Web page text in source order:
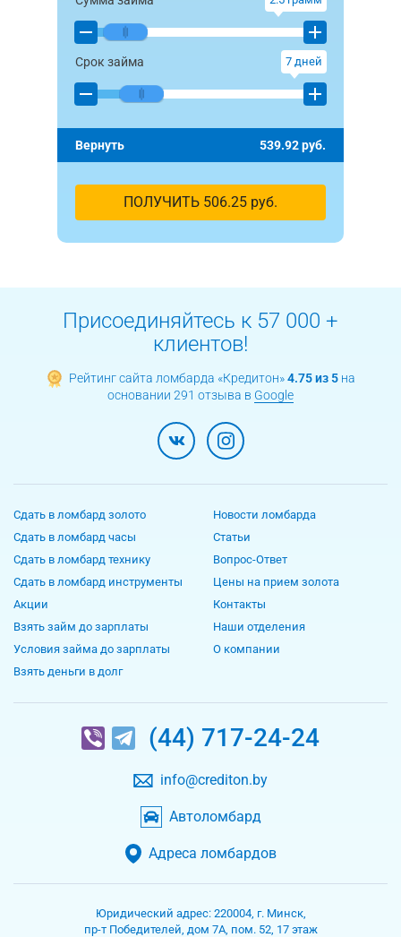
Срок займа 7 дней
Вернуть 539.92руб.
ПОЛУЧИТЬ 506.25 руб.
Присоединяйтесь к 57 000 +
клиентов!
Рейтинг сайта ломбарда «Кредитон»4.75 из 5 на
основании 291 отзыва в Google
Сдать в ломбард золото
Сдать в ломбард часы
Сдать в ломбард технику
Сдать в ломбард инструменты
Акции
Взять займ до зарплаты
Условия займа до зарплаты
Взять деньги в долг
Новости ломбарда
Статьи
Вопрос-Ответ
Цены на прием золота
Контакты
Наши отделения
О компании
(44) 717-24-24
info@crediton.by
Автоломбард
Адреса ломбардов
Юридический адрес: 220004, г. Минск,
пр-т Победителей, дом 7А, пом. 52, 17 этаж